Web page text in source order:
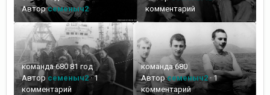
Авторсеменыч2
комментарий
команда 680 81 год
Автор семеныч2·1
комментарий
команда 680
Авторсеменыч2· 1
комментарий